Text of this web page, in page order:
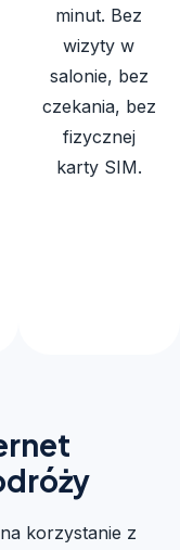
minut. Bez
wizyty w
salonie, bez
czekania, bez
fizycznej
karty SIM.
korzystanie z